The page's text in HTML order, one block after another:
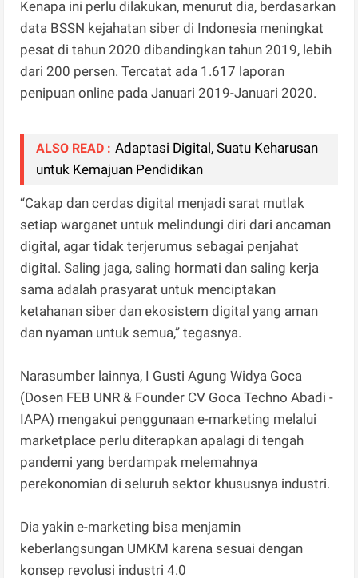
Kenapa ini perlu dilakukan, menurut dia, berdasarkan
data BSSN kejahatan siber di Indonesia meningkat
pesat di tahun 2020 dibandingkan tahun 2019, lebih
dari 200 persen. Tercatat ada 1.617 laporan
penipuan online pada Januari 2019-Januari 2020.
ALSO READ : Adaptasi Digital, Suatu Keharusan
untuk Kemajuan Pendidikan
“Cakap dan cerdas digital menjadi sarat mutlak
setiap warganet untuk melindungi diri dari ancaman
digital, agar tidak terjerumus sebagai penjahat
digital. Saling jaga, saling hormati dan saling kerja
sama adalah prasyarat untuk menciptakan
ketahanan siber dan ekosistem digital yang aman
dan nyaman untuk semua,” tegasnya.
Narasumber lainnya, I Gusti Agung Widya Goca
(Dosen FEB UNR & Founder CV Goca Techno Abadi -
IAPA) mengakui penggunaan e-marketing melalui
marketplace perlu diterapkan apalagi di tengah
pandemi yang berdampak melemahnya
perekonomian di seluruh sektor khususnya industri.
Dia yakin e-marketing bisa menjamin
keberlangsungan UMKM karena sesuai dengan
konsep revolusi industri 4.0